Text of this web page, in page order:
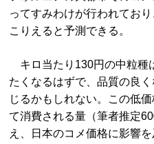
ってすみわけが行われてお
こりえると予測できる。
キロ当たり130円の中粒種
たくなるはずで、品質の良
じるかもしれない。この低
て消費される量（筆者推定
え、日本のコメ価格に影響